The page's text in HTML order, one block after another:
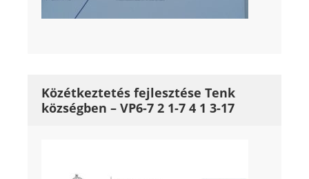
Közétkeztetés fejlesztése Tenk
községben – VP6-7 2 1-7 4 1 3-17